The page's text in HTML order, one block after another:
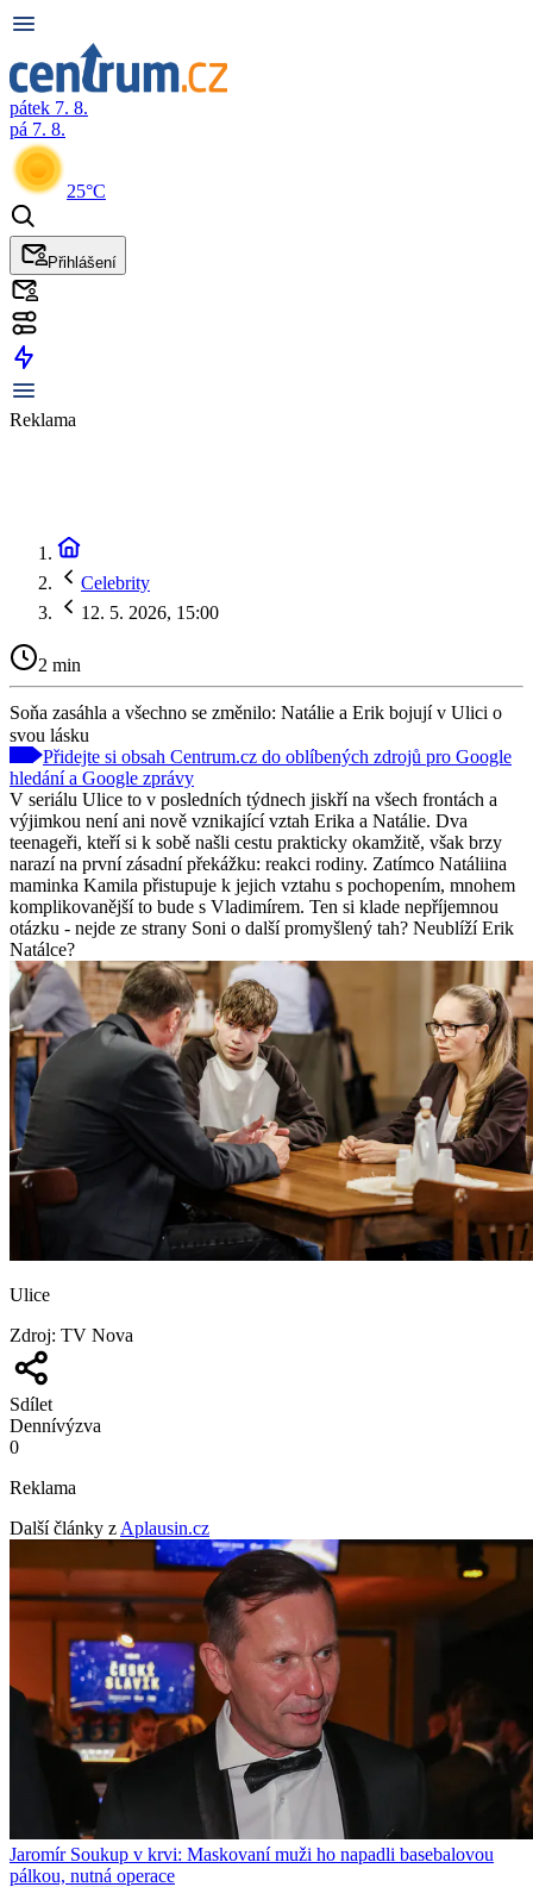
pátek 7. 8.
pá 7. 8.
25°C
Přihlášení
Reklama
Celebrity
12. 5. 2026, 15:00
2 min
Soňa zasáhla a všechno se změnilo: Natálie a Erik bojují v Ulici o
svou lásku
Přidejte si obsah Centrum.cz do oblíbených zdrojů pro Google
hledání a Google zprávy
V seriálu Ulice to v posledních týdnech jiskří na všech frontách a
výjimkou není ani nově vznikající vztah Erika a Natálie. Dva
teenageři, kteří si k sobě našli cestu prakticky okamžitě, však brzy
narazí na první zásadní překážku: reakci rodiny. Zatímco Natáliina
maminka Kamila přistupuje k jejich vztahu s pochopením, mnohem
komplikovanější to bude s Vladimírem. Ten si klade nepříjemnou
otázku - nejde ze strany Soni o další promyšlený tah? Neublíží Erik
Natálce?
Ulice
Zdroj: TV Nova
Sdílet
Dennívýzva
0
Reklama
Další články z Aplausin.cz
Jaromír Soukup v krvi: Maskovaní muži ho napadli basebalovou
pálkou, nutná operace